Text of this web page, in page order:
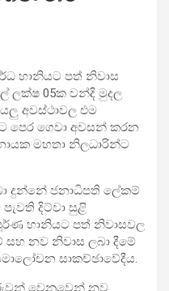
හානියට පත් නිවාස
ලක්ෂ 05ක වන්දි මුදල
අවස්ථාවල එම
පෙර ගෙවා අවසන් කරන
මහතා නිලධාරින්ට
දුන්නේ ජනාධිපති ලේකම්
දිට්වා සුළි
හානියට පත් නිවාසවල
නව නිවාස ලබා දීමේ
සාකච්ඡාවේදීය.
වෙනුවෙන් නව